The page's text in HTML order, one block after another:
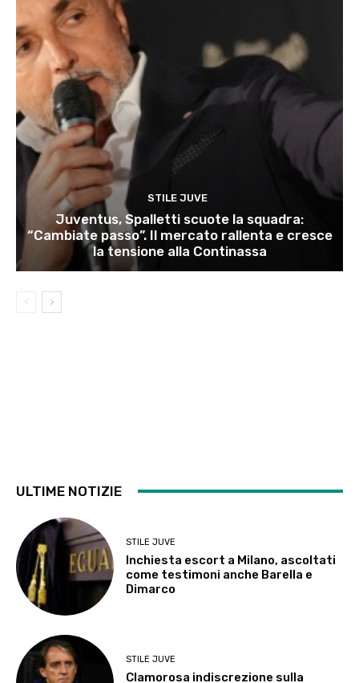
STILE JUVE
Juventus, Spalletti scuote la squadra:
“Cambiate passo”. Il mercato rallenta e cresce
la tensione alla Continassa
ULTIME NOTIZIE
STILE JUVE
Inchiesta escort a Milano, ascoltati
come testimoni anche Barella e
Dimarco
STILE JUVE
Clamorosa indiscrezione sulla